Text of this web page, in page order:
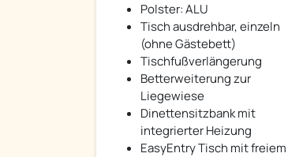
Polster: ALU
Tisch ausdrehbar, einzeln
(ohne Gästebett)
Tischfußverlängerung
Betterweiterung zur
Liegewiese
Dinettensitzbank mit
integrierter Heizung
EasyEntry Tisch mit freiem